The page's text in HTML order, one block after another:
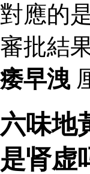
對應的
審批結
痿早洩
六味地
是肾虚